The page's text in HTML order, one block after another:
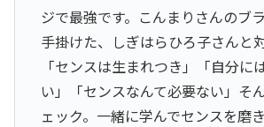
ジで最強です。こんまりさんのブ
手掛けた、しぎはらひろ子さんと
「センスは生まれつき」「自分に
い」「センスなんて必要ない」そ
ェック。一緒に学んでセンスを磨